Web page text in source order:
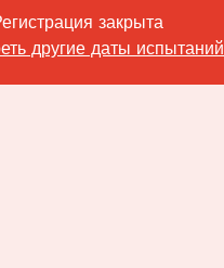
закрыта
другие даты испытаний